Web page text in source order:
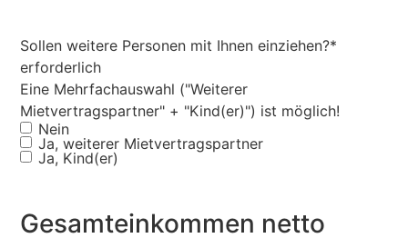
Sollen weitere Personen mit Ihnen einziehen?*
erforderlich
Eine Mehrfachauswahl ("Weiterer
Mietvertragspartner" + "Kind(er)") ist möglich!
Nein
Ja, weiterer Mietvertragspartner
Ja, Kind(er)
Gesamteinkommen netto